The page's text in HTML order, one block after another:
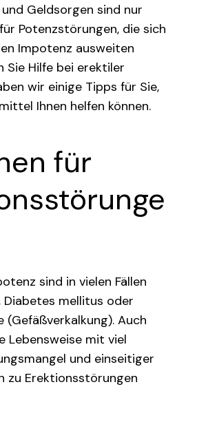
Geldsorgen sind nur
Potenzstörungen, die sich
Impotenz ausweiten
Sie Hilfe bei erektiler
wir einige Tipps für Sie,
Ihnen helfen können.
für
sind in vielen Fällen
Diabetes mellitus oder
(Gefäßverkalkung). Auch
Lebensweise mit viel
und einseitiger
zu Erektionsstörungen